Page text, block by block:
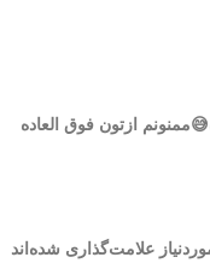
خاور نداره😅ممنونم ازتون فوق العاده
علامت‌گذاری شده‌اند